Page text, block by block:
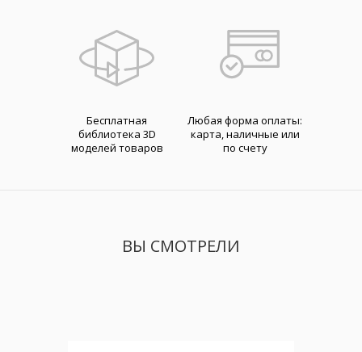
Бесплатная
библиотека 3D
моделей товаров
Любая форма оплаты:
карта, наличные или
по счету
ВЫ СМОТРЕЛИ